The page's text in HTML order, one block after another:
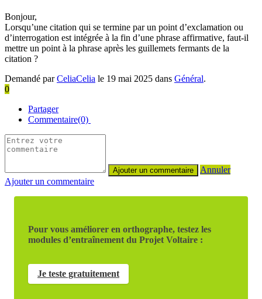
Bonjour,
Lorsqu’une citation qui se termine par un point d’exclamation ou
d’interrogation est intégrée à la fin d’une phrase affirmative, faut-il
mettre un point à la phrase après les guillemets fermants de la
citation ?
Demandé parCeliaCelia le 19 mai 2025 dans Général.
0
Partager
Commentaire(0)
Annuler
Ajouter un commentaire
Pour vous améliorer en orthographe, testez les
modules d’entraînement du Projet Voltaire :
Je teste gratuitement